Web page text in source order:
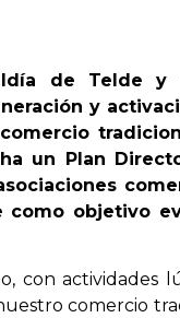
de Telde y
y
un Plan
como objetivo
con actividades
comercio